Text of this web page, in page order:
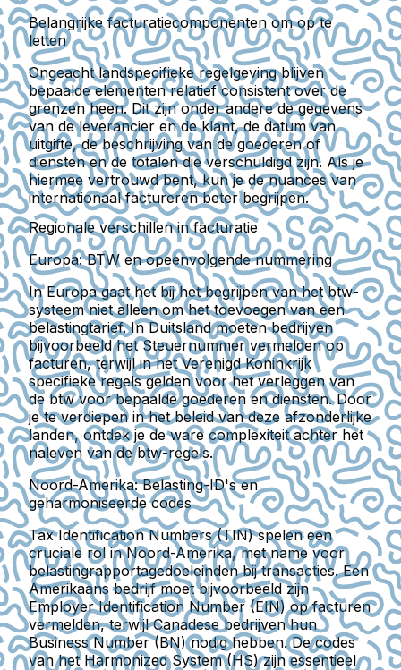
Belangrijke facturatiecomponenten om op te
letten
Ongeacht landspecifieke regelgeving blijven
bepaalde elementen relatief consistent over de
grenzen heen. Dit zijn onder andere de gegevens
van de leverancier en de klant, de datum van
uitgifte, de beschrijving van de goederen of
diensten en de totalen die verschuldigd zijn. Als je
hiermee vertrouwd bent, kun je de nuances van
internationaal factureren beter begrijpen.
Regionale verschillen in facturatie
Europa: BTW en opeenvolgende nummering
In Europa gaat het bij het begrijpen van het btw-
systeem niet alleen om het toevoegen van een
belastingtarief. In Duitsland moeten bedrijven
bijvoorbeeld het Steuernummer vermelden op
facturen, terwijl in het Verenigd Koninkrijk
specifieke regels gelden voor het verleggen van
de btw voor bepaalde goederen en diensten. Door
je te verdiepen in het beleid van deze afzonderlijke
landen, ontdek je de ware complexiteit achter het
naleven van de btw-regels.
Noord-Amerika: Belasting-ID's en
geharmoniseerde codes
Tax Identification Numbers (TIN) spelen een
cruciale rol in Noord-Amerika, met name voor
belastingrapportagedoeleinden bij transacties. Een
Amerikaans bedrijf moet bijvoorbeeld zijn
Employer Identification Number (EIN) op facturen
vermelden, terwijl Canadese bedrijven hun
Business Number (BN) nodig hebben. De codes
van het Harmonized System (HS) zijn essentieel